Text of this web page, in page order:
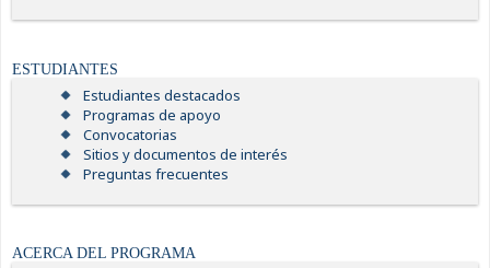
ESTUDIANTES
Estudiantes destacados
Programas de apoyo
Convocatorias
Sitios y documentos de interés
Preguntas frecuentes
ACERCA DEL PROGRAMA